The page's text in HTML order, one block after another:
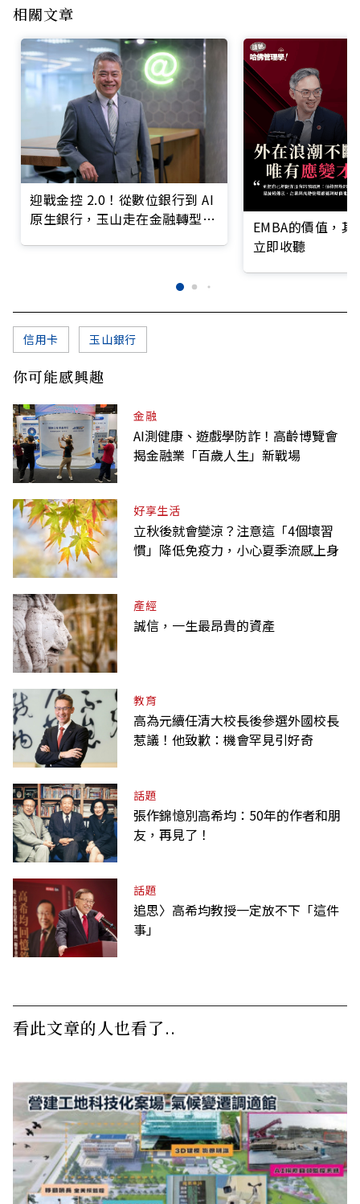
相關文章
迎戰金控 2.0！從數位銀行到 AI
原生銀行，玉山走在金融轉型最
EMBA的價值，
立即收聽
信用卡 玉山銀行
你可能感興趣
金融
AI測健康、遊戲學防詐！高齡博覽會
揭金融業「百歲人生」新戰場
好享生活
立秋後就會變涼？注意這「4個壞習
慣」降低免疫力，小心夏季流感上身
產經
誠信，一生最昂貴的資產
教育
高為元續任清大校長後參選外國校長
惹議！他致歉：機會罕見引好奇
話題
張作錦憶別高希均：50年的作者和朋
友，再見了！
話題
追思〉高希均教授一定放不下「這件
事」
看此文章的人也看了..